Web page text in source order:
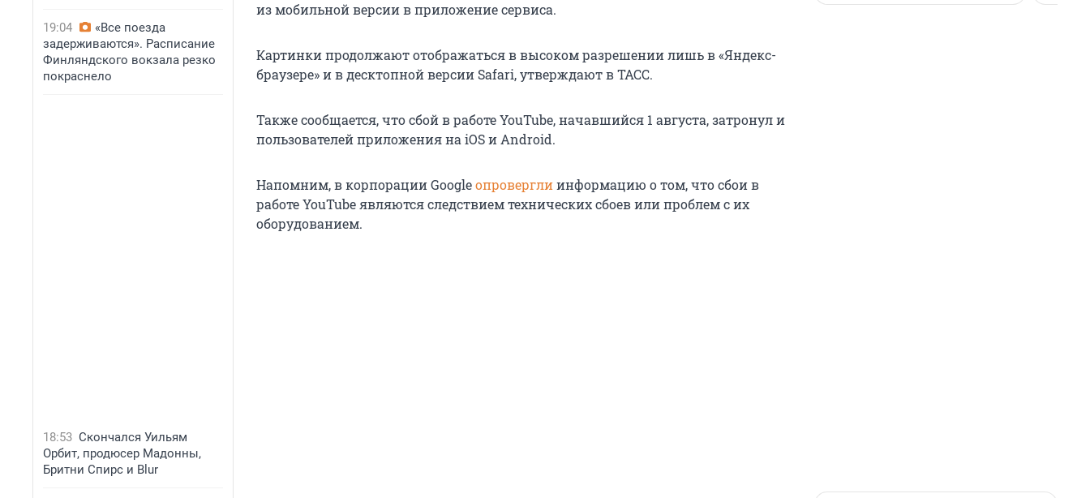
19:04
«Все поезда
задерживаются». Расписание
Финляндского вокзала резко
покраснело
18:53 Скончался Уильям
Орбит, продюсер Мадонны,
Бритни Спирс и Blur
из мобильной версии в приложение сервиса.
Картинки продолжают отображаться в высоком разрешении лишь в «Яндекс-
браузере» и в десктопной версии Safari, утверждают в ТАСС.
Также сообщается, что сбой в работе YouTube, начавшийся 1 августа, затронул и
пользователей приложения на iOS и Android.
Напомним, в корпорации Googleопроверглиинформацию о том, что сбои в
работе YouTube являются следствием технических сбоев или проблем с их
оборудованием.